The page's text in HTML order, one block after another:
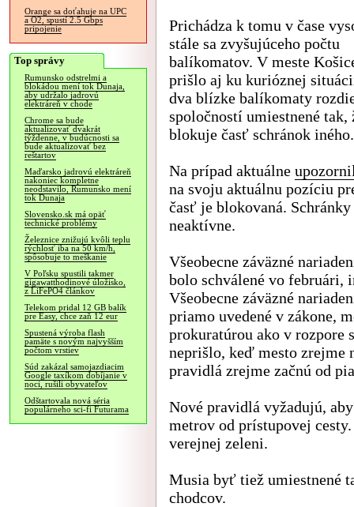
Orange sa doťahuje na UPC
a O2, spustí 2.5 Gbps
pripojenie
Top správy
Rumunsko odstrelmi a
blokádou mení tok Dunaja,
aby udržalo jadrovú
elektráreň v chode
Chrome sa bude
aktualizovať dvakrát
týždenne, v budúcnosti sa
bude aktualizovať bez
reštartov
Maďarsko jadrovú elektráreň
nakoniec kompletne
neodstavilo, Rumunsko mení
tok Dunaja
Slovensko.sk má opäť
technické problémy
Železnice znižujú kvôli teplu
rýchlosť iba na 50 km/h,
spôsobuje to meškanie
V Poľsku spustili takmer
gigawatthodinové úložisko,
z LiFePO4 článkov
Telekom pridal 12 GB balík
pre Easy, chce zaň 12 eur
Spustená výroba flash
pamäte s novým najvyšším
počtom vrstiev
Súd zakázal samojazdiacim
Google taxíkom dobíjanie v
noci, rušili obyvateľov
Odštartovala nová séria
populárneho sci-fi Futurama
Prichádza k tomu v čase
stále sa zvyšujúceho počtu
balíkomatov. V meste
prišlo aj ku kurióznej
dva blízke balíkomaty
spoločností umiestnené tak,
blokuje časť schránok iného.
Na prípad aktuálne
na svoju aktuálnu pozíciu
časť je blokovaná.
neaktívne.
Všeobecne záväzné
bolo schválené vo
Všeobecne záväzné
priamo uvedené v zákone,
prokuratúrou ako v rozpore
neprišlo, keď mesto zrejme
pravidlá zrejme začnú od
Nové pravidlá vyžadujú,
metrov od prístupovej
verejnej zeleni.
Musia byť tiež umiestnené
chodcov.